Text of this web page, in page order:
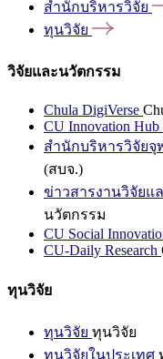
สำนักบริหารวิจัย
ทุนวิจัย
วิจัยและนวัตกรรม
Chula DigiVerse
CU Innovation Hub
สำนักบริหารวิจัยจุ
(สบจ.)
ข่าวสารงานวิจัยแ
นวัตกรรม
CU Social
CU-Daily Research
ทุนวิจัย
ทุนวิจัย ทุนวิจัย
ทุนวิจัยในประเทศ